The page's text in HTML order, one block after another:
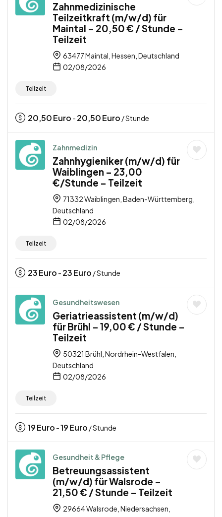
Zahnmedizinische
Teilzeitkraft (m/w/d) für
Maintal – 20,50 € / Stunde –
Teilzeit
63477 Maintal, Hessen, Deutschland
02/08/2026
Teilzeit
20,50Euro - 20,50Euro / Stunde
Zahnmedizin
Zahnhygieniker (m/w/d) für
Waiblingen – 23,00
€/Stunde – Teilzeit
71332 Waiblingen, Baden-Württemberg,
Deutschland
02/08/2026
Teilzeit
23Euro - 23Euro / Stunde
Gesundheitswesen
Geriatrieassistent (m/w/d)
für Brühl – 19,00 € / Stunde –
Teilzeit
50321 Brühl, Nordrhein-Westfalen,
Deutschland
02/08/2026
Teilzeit
19Euro -19Euro / Stunde
Gesundheit & Pflege
Betreuungsassistent
(m/w/d) für Walsrode –
21,50 € / Stunde – Teilzeit
29664 Walsrode, Niedersachsen,